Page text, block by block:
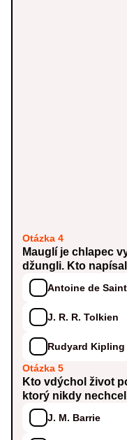
Otázka 4
Mauglí je chlapec
džungli. Kto
Antoine de
J. R. R. Tolkien
Rudyard Kipling
Otázka 5
Kto vdýchol život
ktorý nikdy
J. M. Barrie